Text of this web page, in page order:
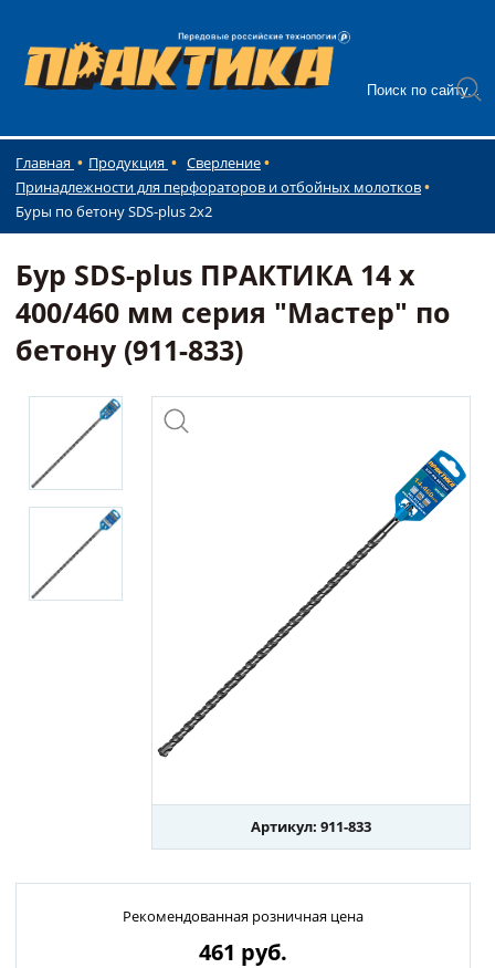
Главная Продукция
Сверление
Принадлежности для перфораторов и отбойных молотков
Буры по бетону SDS-plus 2x2
Бур SDS-plus ПРАКТИКА 14 х
400/460 мм серия "Мастер" по
бетону (911-833)
Артикул: 911-833
Рекомендованная розничная цена
461 руб.